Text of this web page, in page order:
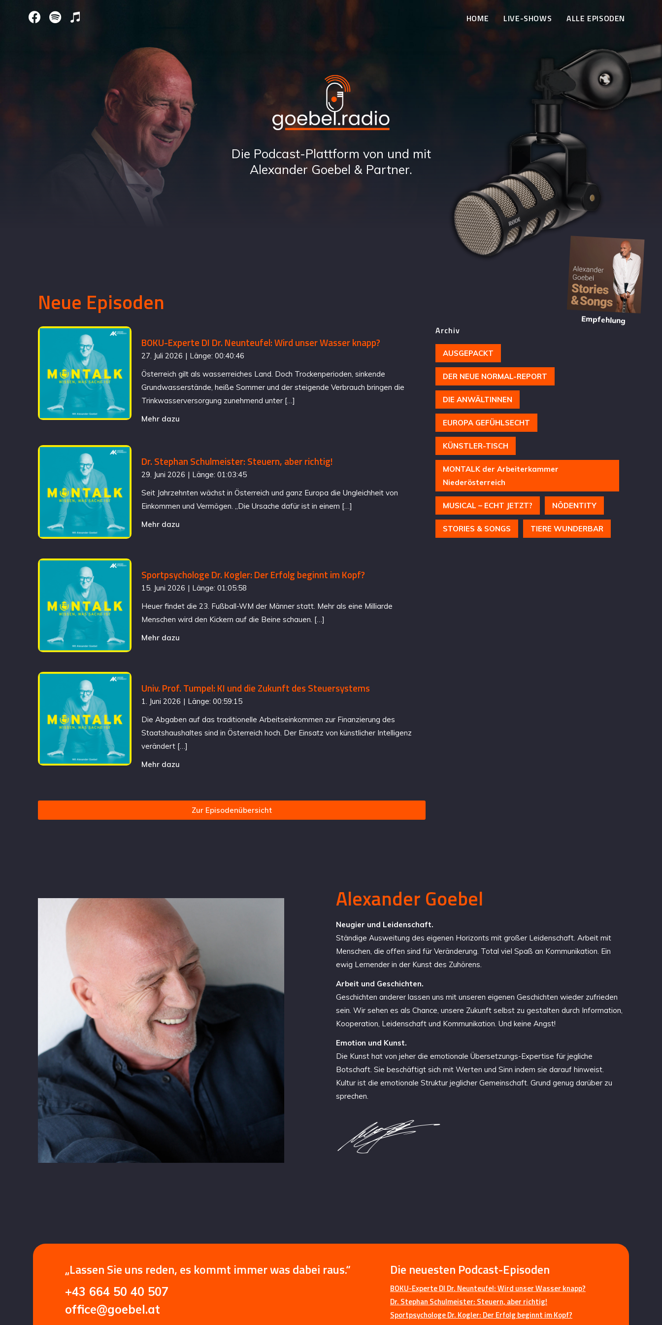
HOME LIVE-SHOWS ALLE EPISODEN
Die Podcast-Plattform von und mit
Alexander Goebel & Partner.
Empfehlung
Neue Episoden
BOKU-Experte DI Dr. Neunteufel: Wird unser Wasser knapp?
27. Juli 2026 | Länge: 00:40:46
Österreich gilt als wasserreiches Land. Doch Trockenperioden, sinkende
Grundwasserstände, heiße Sommer und der steigende Verbrauch bringen die
Trinkwasserversorgung zunehmend unter […]
Mehr dazu
Dr. Stephan Schulmeister: Steuern, aber richtig!
29. Juni 2026 | Länge: 01:03:45
Seit Jahrzehnten wächst in Österreich und ganz Europa die Ungleichheit von
Einkommen und Vermögen. „Die Ursache dafür ist in einem […]
Mehr dazu
Sportpsychologe Dr. Kogler: Der Erfolg beginnt im Kopf?
15. Juni 2026 | Länge: 01:05:58
Heuer findet die 23. Fußball-WM der Männer statt. Mehr als eine Milliarde
Menschen wird den Kickern auf die Beine schauen. […]
Mehr dazu
Univ. Prof. Tumpel: KI und die Zukunft des Steuersystems
1. Juni 2026 | Länge: 00:59:15
Die Abgaben auf das traditionelle Arbeitseinkommen zur Finanzierung des
Staatshaushaltes sind in Österreich hoch. Der Einsatz von künstlicher Intelligenz
verändert […]
Mehr dazu
Zur Episodenübersicht
Archiv
AUSGEPACKT
DER NEUE NORMAL-REPORT
DIE ANWÄLTINNEN
EUROPA GEFÜHLSECHT
KÜNSTLER-TISCH
MONTALK der Arbeiterkammer
Niederösterreich
MUSICAL – ECHT JETZT? NÖDENTITY
STORIES & SONGS TIERE WUNDERBAR
Alexander Goebel
Neugier und Leidenschaft.
Ständige Ausweitung des eigenen Horizonts mit großer Leidenschaft. Arbeit mit
Menschen, die offen sind für Veränderung. Total viel Spaß an Kommunikation. Ein
ewig Lernender in der Kunst des Zuhörens.
Arbeit und Geschichten.
Geschichten anderer lassen uns mit unseren eigenen Geschichten wieder zufrieden
sein. Wir sehen es als Chance, unsere Zukunft selbst zu gestalten durch Information,
Kooperation, Leidenschaft und Kommunikation. Und keine Angst!
Emotion und Kunst.
Die Kunst hat von jeher die emotionale Übersetzungs-Expertise für jegliche
Botschaft. Sie beschäftigt sich mit Werten und Sinn indem sie darauf hinweist.
Kultur ist die emotionale Struktur jeglicher Gemeinschaft. Grund genug darüber zu
sprechen.
„Lassen Sie uns reden, es kommt immer was dabei raus.“
+43 664 50 40 507
office@goebel.at
Die neuesten Podcast-Episoden
BOKU-Experte DI Dr. Neunteufel: Wird unser Wasser knapp?
Dr. Stephan Schulmeister: Steuern, aber richtig!
Sportpsychologe Dr. Kogler: Der Erfolg beginnt im Kopf?